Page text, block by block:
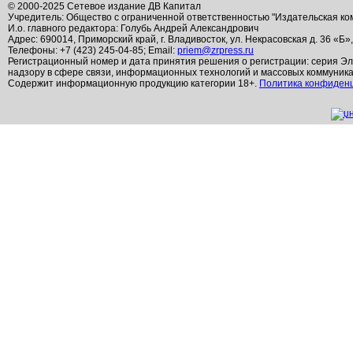
© 2000-2025 Сетевое издание ДВ Капитал
Учредитель: Общество с ограниченной ответственностью "Издательская
И.о. главного редактора: Голубь Андрей Александрович
Адрес: 690014, Приморский край, г. Владивосток, ул. Некрасовская д. 36
Телефоны: +7 (423) 245-04-85; Email: priem@zrpress.ru
Регистрационный номер и дата принятия решения о регистрации: серия
надзору в сфере связи, информационных технологий и массовых
Содержит информационную продукцию категории 18+. Политика